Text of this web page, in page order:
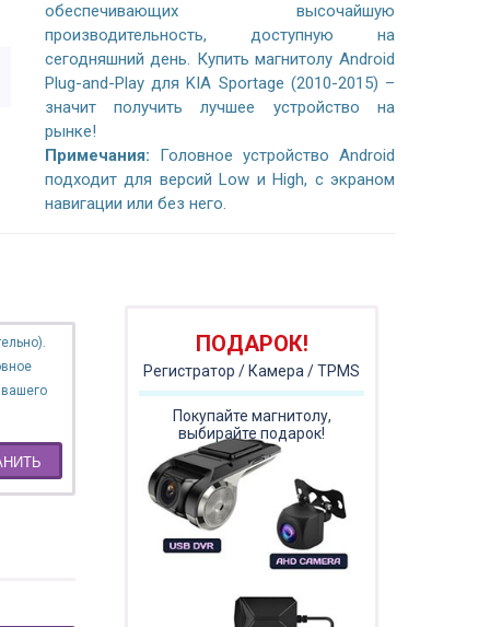
обеспечивающих высочайшую
производительность, доступную на
сегодняшний день. Купить магнитолу Android
Plug-and-Play для KIA Sportage (2010-2015) –
значит получить лучшее устройство на
рынке!
Примечания: Головное устройство Android
подходит для версий Low и High, с экраном
навигации или без него.
ПОДАРОК!
Регистратор / Камера / TPMS
Покупайте магнитолу,
выбирайте подарок!